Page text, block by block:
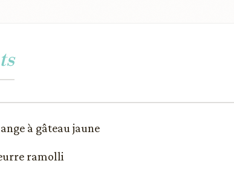
à gâteau jaune
ramolli